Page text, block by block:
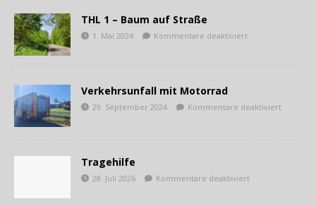
THL 1 – Baum auf Straße
1. Mai 2024 Kommentare deaktiviert
Verkehrsunfall mit Motorrad
29. September 2024 Kommentare deaktiviert
Tragehilfe
28. Juli 2026 Kommentare deaktiviert